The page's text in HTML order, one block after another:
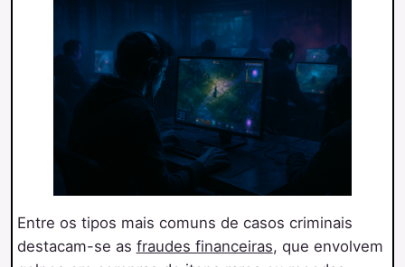
Entre os tipos mais comuns de casos criminais
destacam-se as fraudes financeiras, que envolvem